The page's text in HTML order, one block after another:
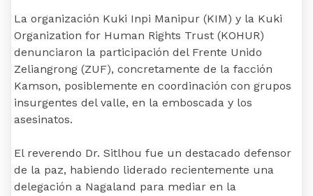
La organización Kuki Inpi Manipur (KIM) y la Kuki
Organization for Human Rights Trust (KOHUR)
denunciaron la participación del Frente Unido
Zeliangrong (ZUF), concretamente de la facción
Kamson, posiblemente en coordinación con grupos
insurgentes del valle, en la emboscada y los
asesinatos.
El reverendo Dr. Sitlhou fue un destacado defensor
de la paz, habiendo liderado recientemente una
delegación a Nagaland para mediar en la